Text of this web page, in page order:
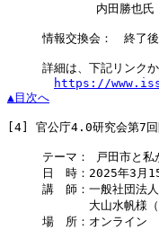
内田勝也氏（情報セ
情報交換会：　終了後
詳細は、下記リンクか
https://
▲目次へ
[4] 官公庁4.0研究会第7回
テーマ： 戸田市と私が
日　時：2025年3月15
講　師：一般社団法人
大山水帆様（戸田市
場　所：オンライン